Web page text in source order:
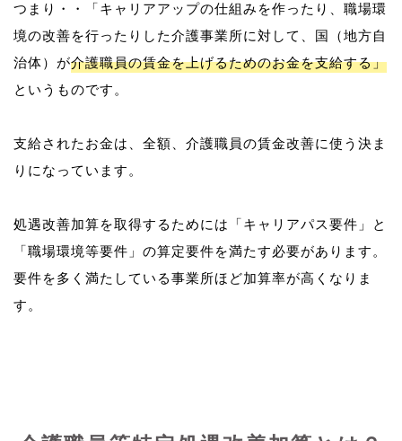
つまり・・「キャリアアップの仕組みを作ったり、職場環
境の改善を行ったりした介護事業所に対して、国（地方自
治体）が介護職員の賃金を上げるためのお金を支給する」
というものです。
支給されたお金は、全額、介護職員の賃金改善に使う決ま
りになっています。
処遇改善加算を取得するためには「キャリアパス要件」と
「職場環境等要件」の算定要件を満たす必要があります。
要件を多く満たしている事業所ほど加算率が高くなりま
す。